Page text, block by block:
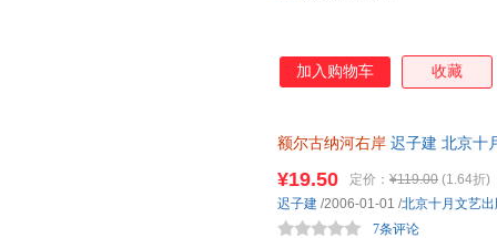
加入购物车 收藏
额尔古纳河右岸 迟子建 北京十
¥19.50 定价： ¥119.00 (1.64折)
7条评论
迟子建 /2006-01-01 /北京十月文艺